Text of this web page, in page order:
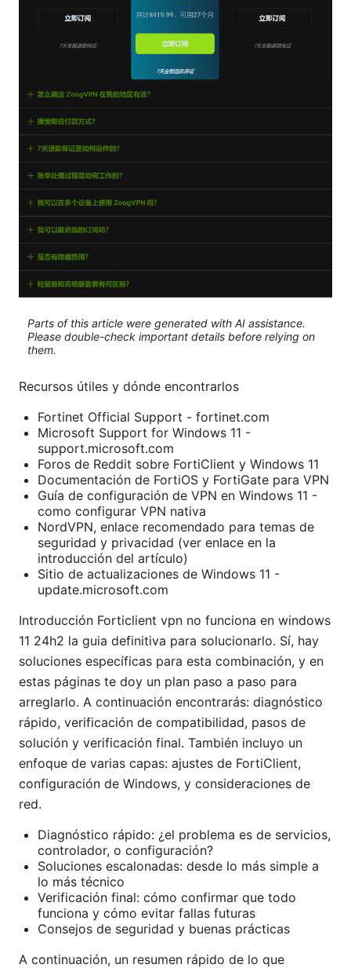
Parts of this article were generated with AI assistance.
Please double-check important details before relying on
them.
Recursos útiles y dónde encontrarlos
Fortinet Official Support - fortinet.com
Microsoft Support for Windows 11 -
support.microsoft.com
Foros de Reddit sobre FortiClient y Windows 11
Documentación de FortiOS y FortiGate para VPN
Guía de configuración de VPN en Windows 11 -
como configurar VPN nativa
NordVPN, enlace recomendado para temas de
seguridad y privacidad (ver enlace en la
introducción del artículo)
Sitio de actualizaciones de Windows 11 -
update.microsoft.com
Introducción Forticlient vpn no funciona en windows
11 24h2 la guia definitiva para solucionarlo. Sí, hay
soluciones específicas para esta combinación, y en
estas páginas te doy un plan paso a paso para
arreglarlo. A continuación encontrarás: diagnóstico
rápido, verificación de compatibilidad, pasos de
solución y verificación final. También incluyo un
enfoque de varias capas: ajustes de FortiClient,
configuración de Windows, y consideraciones de
red.
Diagnóstico rápido: ¿el problema es de servicios,
controlador, o configuración?
Soluciones escalonadas: desde lo más simple a
lo más técnico
Verificación final: cómo confirmar que todo
funciona y cómo evitar fallas futuras
Consejos de seguridad y buenas prácticas
A continuación, un resumen rápido de lo que